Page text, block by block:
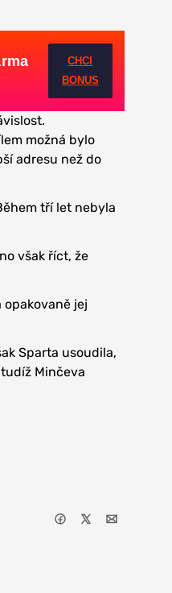
CHCI
BONUS
možná bylo
adresu než do
tří let nebyla
však říct, že
jej
Sparta usoudila,
Minčeva